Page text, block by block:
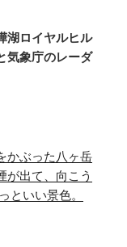
湖ロイヤルヒル
気象庁のレーダ
かぶった八ヶ岳
が出て、向こう
といい景色。